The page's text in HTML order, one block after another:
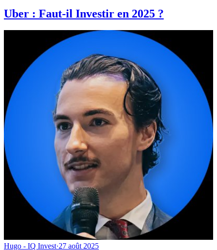
Uber : Faut-il Investir en 2025 ?
Hugo - IQ Invest·27 août 2025